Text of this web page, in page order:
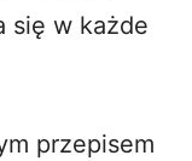
się w każde
przepisem